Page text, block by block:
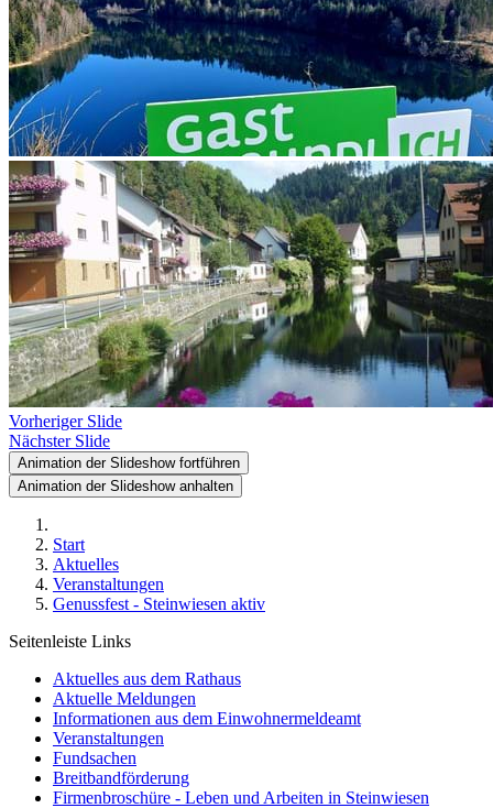
Vorheriger Slide
Nächster Slide
Animation der Slideshow fortführen
Animation der Slideshow anhalten
Start
Aktuelles
Veranstaltungen
Genussfest - Steinwiesen aktiv
Seitenleiste Links
Aktuelles aus dem Rathaus
Aktuelle Meldungen
Informationen aus dem Einwohnermeldeamt
Veranstaltungen
Fundsachen
Breitbandförderung
Firmenbroschüre - Leben und Arbeiten in Steinwiesen